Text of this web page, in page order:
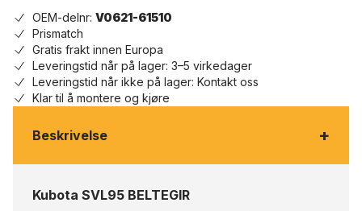
OEM-delnr: V0621-61510
Prismatch
Gratis frakt innen Europa
Leveringstid når på lager: 3–5 virkedager
Leveringstid når ikke på lager: Kontakt oss
Klar til å montere og kjøre
Beskrivelse +
Kubota SVL95 BELTEGIR